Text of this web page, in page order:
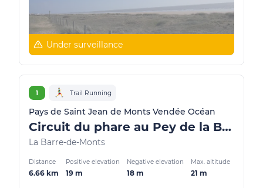
Under surveillance
1 Trail Running
Pays de Saint Jean de Monts Vendée Océan
Circuit du phare au Pey de la Blet
La Barre-de-Monts
Distance
6.66 km
Positive elevation
19 m
Negative elevation
18 m
Max. altitude
21 m